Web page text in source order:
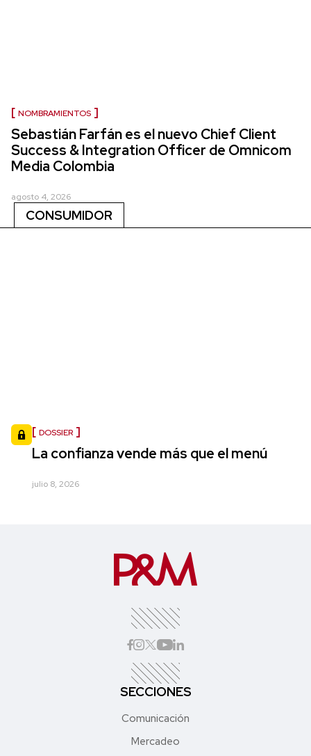
NOMBRAMIENTOS
Sebastián Farfán es el nuevo Chief Client
Success & Integration Officer de Omnicom
Media Colombia
agosto 4, 2026
CONSUMIDOR
DOSSIER
La confianza vende más que el menú
julio 8, 2026
SECCIONES
Comunicación
Mercadeo